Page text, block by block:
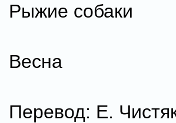
Рыжие собаки
Весна
Перевод: Е.